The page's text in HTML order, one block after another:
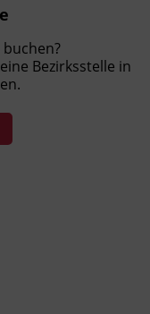
Bezirksstelle in